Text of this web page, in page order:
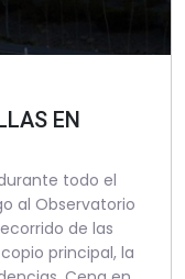
EN
todo el
al Observatorio
de las
principal, la